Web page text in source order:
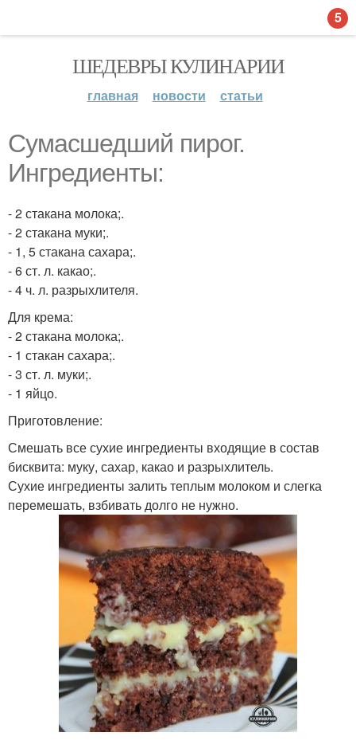
ШЕДЕВРЫ КУЛИНАРИИ
главная новости статьи
Сумасшедший пирог.
Ингредиенты:
- 2 стакана молока;.
- 2 стакана муки;.
- 1, 5 стакана сахара;.
- 6 ст. л. какао;.
- 4 ч. л. разрыхлителя.
Для крема:
- 2 стакана молока;.
- 1 стакан сахара;.
- 3 ст. л. муки;.
- 1 яйцо.
Приготовление:
Смешать все сухие ингредиенты входящие в состав
бисквита: муку, сахар, какао и разрыхлитель.
Сухие ингредиенты залить теплым молоком и слегка
перемешать, взбивать долго не нужно.
5